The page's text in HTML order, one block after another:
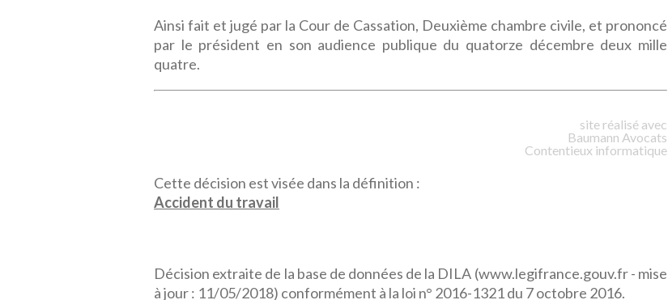
Ainsi fait et jugé par la Cour de Cassation, Deuxième chambre civile, et prononcé
par le président en son audience publique du quatorze décembre deux mille
quatre.
site réalisé avec
Baumann Avocats
Contentieux informatique
Cette décision est visée dans la définition :
Accident du travail
Décision extraite de la base de données de la DILA (www.legifrance.gouv.fr - mise
à jour : 11/05/2018) conformément à la loi n° 2016-1321 du 7 octobre 2016.